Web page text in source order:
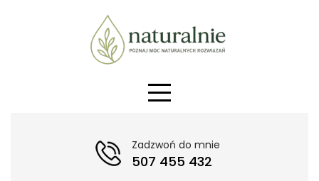
Zadzwoń do mnie
507 455 432